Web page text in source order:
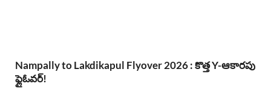
Nampally to Lakdikapul Flyover 2026 : కొత్త Y-ఆకారపు
ఫ్లైఓవర్!